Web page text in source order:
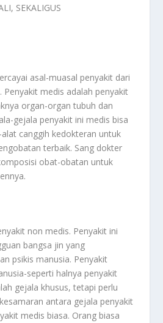
SEKALIGUS
asal-muasal penyakit dari
Penyakit medis adalah penyakit
organ-organ tubuh dan
gejala penyakit ini medis bisa
canggih kedokteran untuk
terbaik. Sang dokter
obat-obatan untuk
non medis. Penyakit ini
bangsa jin yang
psikis manusia. Penyakit
seperti halnya penyakit
gejala khusus, tetapi perlu
antara gejala penyakit
medis biasa. Orang biasa